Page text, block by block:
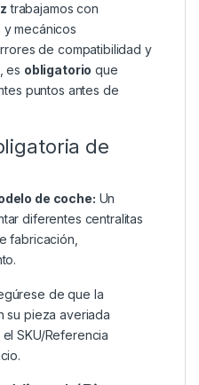
trabajamos con
mecánicos
de compatibilidad y
es obligatorio que
puntos antes de
de
de coche: Un
diferentes centralitas
fabricación,
de que la
su pieza averiada
SKU/Referencia